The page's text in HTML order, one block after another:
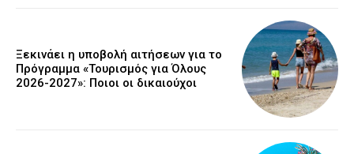
Ξεκινάει η υποβολή αιτήσεων για το
Πρόγραμμα «Τουρισμός για Όλους
2026-2027»: Ποιοι οι δικαιούχοι